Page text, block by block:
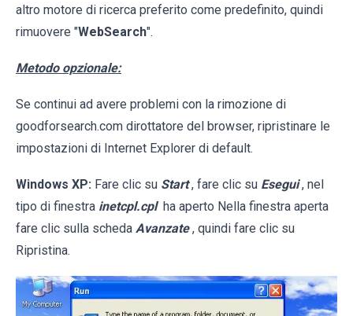
altro motore di ricerca preferito come predefinito, quindi
rimuovere "WebSearch".
Metodo opzionale:
Se continui ad avere problemi con la rimozione di
goodforsearch.com dirottatore del browser, ripristinare le
impostazioni di Internet Explorer di default.
Windows XP: Fare clic su Start , fare clic su Esegui , nel
tipo di finestra inetcpl.cpl ha aperto Nella finestra aperta
fare clic sulla scheda Avanzate , quindi fare clic su
Ripristina.